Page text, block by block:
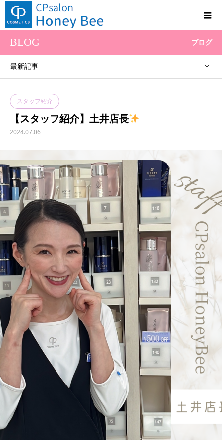
BLOG ブログ
最新記事
スタッフ紹介
【スタッフ紹介】土井店長
2024.07.06